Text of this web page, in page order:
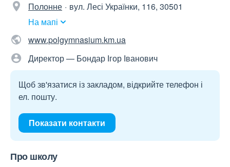
Полонне
вул. Лесі Українки, 116, 30501
На мапі
www.polgymnasium.km.ua
Директор — Бондар Ігор Іванович
Щоб зв'язатися із закладом, відкрийте телефон і
ел. пошту.
Показати контакти
Про школу